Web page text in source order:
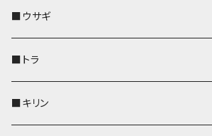
その他
その他
靴下・ミニタオル
財布
その他
その他
財布
その他
リール付きストラップ
リールのみ
財布
ストラップ付
キーケース
ペンホルダー
AppleWatchバンド
Apple Watchバンド
■ウサギ
■トラ
■キリン